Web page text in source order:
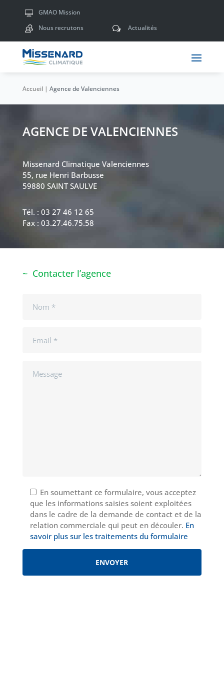
GMAO Mission
w Actualités
Nous recrutons
Accueil| Agence de Valenciennes
AGENCE DE VALENCIENNES
Missenard Climatique Valenciennes
55, rue Henri Barbusse
59880 SAINT SAULVE
Tél. : 03 27 46 12 65
Fax : 03.27.46.75.58
Contacter l’agence
En soumettant ce formulaire, vous acceptez
que les informations saisies soient exploitées
dans le cadre de la demande de contact et de la
relation commerciale qui peut en découler. En
savoir plus sur les traitements du formulaire